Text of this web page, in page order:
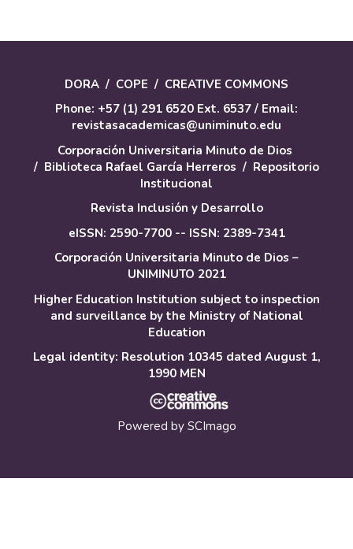
DORA / COPE / CREATIVE COMMONS
Phone: +57 (1) 291 6520 Ext. 6537 / Email:
revistasacademicas@uniminuto.edu
Corporación Universitaria Minuto de Dios
/ Biblioteca Rafael García Herreros / Repositorio
Institucional
Revista Inclusión y Desarrollo
eISSN: 2590-7700 -- ISSN: 2389-7341
Corporación Universitaria Minuto de Dios –
UNIMINUTO 2021
Higher Education Institution subject to inspection
and surveillance by the Ministry of National
Education
Legal identity: Resolution 10345 dated August 1,
1990 MEN
Powered by SCImago